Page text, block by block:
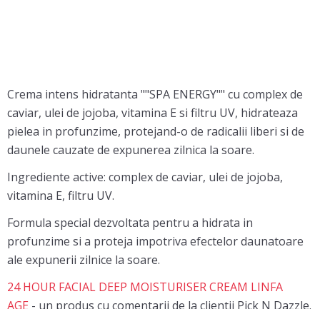
Crema intens hidratanta ""SPA ENERGY"" cu complex de
caviar, ulei de jojoba, vitamina E si filtru UV, hidrateaza
pielea in profunzime, protejand-o de radicalii liberi si de
daunele cauzate de expunerea zilnica la soare.
Ingrediente active: complex de caviar, ulei de jojoba,
vitamina E, filtru UV.
Formula special dezvoltata pentru a hidrata in
profunzime si a proteja impotriva efectelor daunatoare
ale expunerii zilnice la soare.
24 HOUR FACIAL DEEP MOISTURISER CREAM LINFA
AGE - un produs cu comentarii de la clientii Pick N Dazzle.